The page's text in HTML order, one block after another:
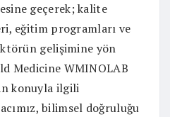
geçerek; kalite
eğitim programları ve
gelişimine yön
Medicine WMINOLAB
konuyla ilgili
bilimsel doğruluğu